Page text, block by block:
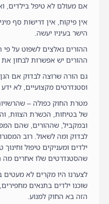
אם מעולם לא טיפל בילדים,
אין פיקוח, אין דרישות סף
הישר בעיניו יעשה.
ההורים נאלצים לשפוט על
ההורים יש אפשרות לבחון
גם הורה שרוצה לבדוק אם
וסטנדרטים מקצועיים, לא
מטרת החוק כפולה –
של בטיחות, הכשרת הצוות,
ובמקביל, שההורים, שהם
לבדוק ומה לשאול. רוב
ילדים ומעניקים טיפול
שהסטנדרטים שלו אחרים מה
לצערנו היו מקרים לא
שוכנו ילדים בתנאים
הזה בא החוק למנוע.